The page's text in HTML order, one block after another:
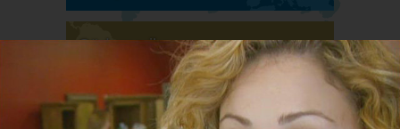
Südamerika
Nordamerika